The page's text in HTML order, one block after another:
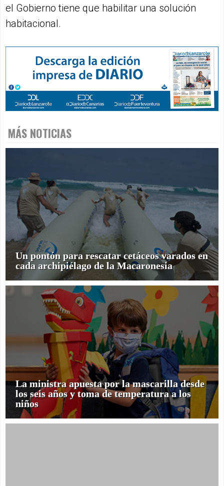
el Gobierno tiene que habilitar una solución
habitacional.
MÁS NOTICIAS
Un pontón para rescatar cetáceos varados en
cada archipiélago de la Macaronesia
La ministra apuesta por la mascarilla desde
los seis años y toma de temperatura a los
niños